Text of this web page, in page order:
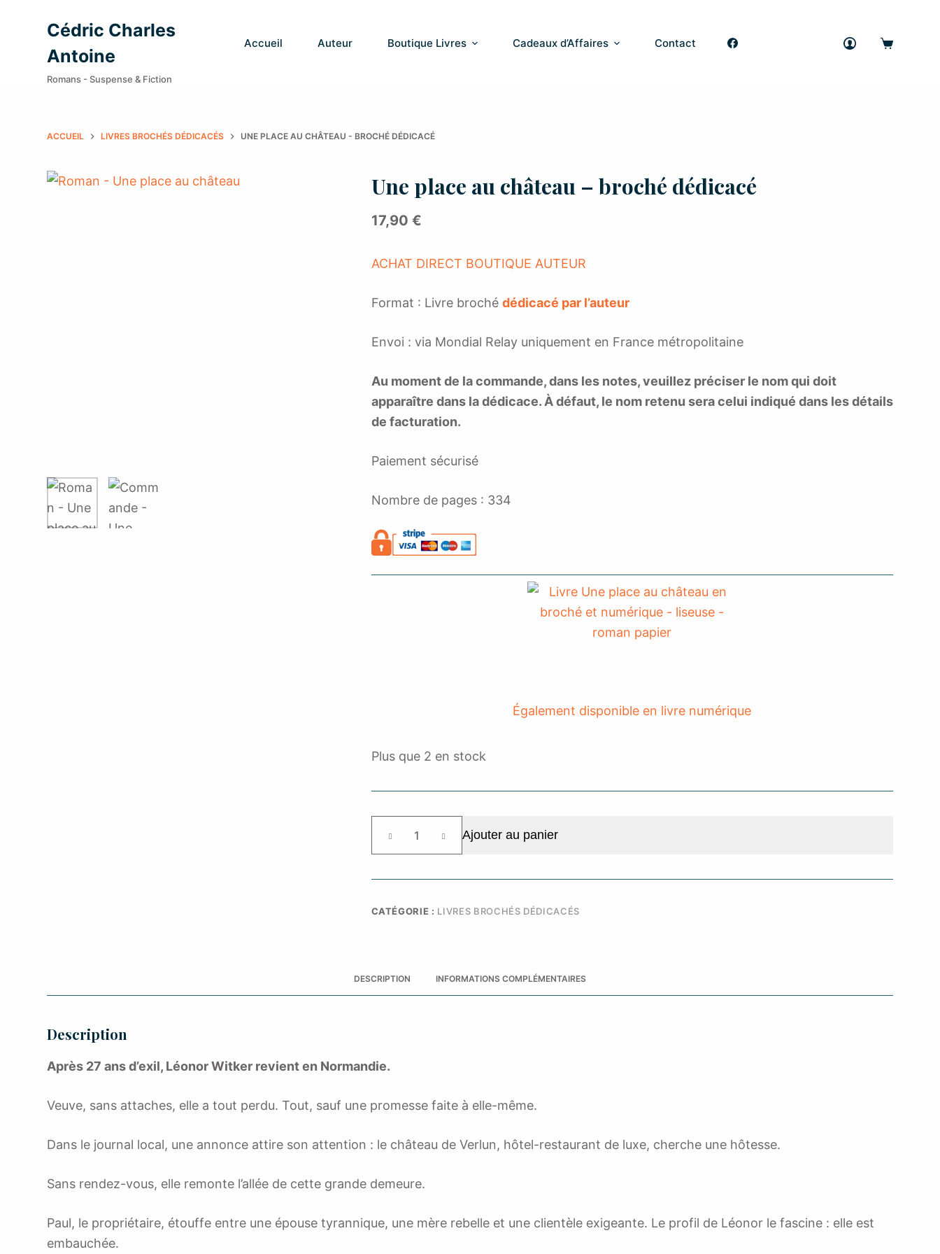
Cédric Charles
Antoine
Romans - Suspense & Fiction
Accueil Auteur Boutique Livres Cadeaux d’Affaires Contact
ACCUEIL LIVRES BROCHÉS DÉDICACÉS UNE PLACE AU CHÂTEAU - BROCHÉ DÉDICACÉ
Une place au château – broché dédicacé
17,90 €
ACHAT DIRECT BOUTIQUE AUTEUR
Format : Livre broché dédicacé par l’auteur
Envoi : via Mondial Relay uniquement en France métropolitaine
Au moment de la commande, dans les notes, veuillez préciser le nom qui doit
apparaître dans la dédicace. À défaut, le nom retenu sera celui indiqué dans les détails
de facturation.
Paiement sécurisé
Nombre de pages : 334
Également disponible en livre numérique
Plus que 2 en stock
Une
château
Ajouter au panier
CATÉGORIE : LIVRES BROCHÉS DÉDICACÉS
DESCRIPTION INFORMATIONS COMPLÉMENTAIRES
Description
Après 27 ans d’exil, Léonor Witker revient en Normandie.
Veuve, sans attaches, elle a tout perdu. Tout, sauf une promesse faite à elle-même.
Dans le journal local, une annonce attire son attention : le château de Verlun, hôtel-restaurant de luxe, cherche une hôtesse.
Sans rendez-vous, elle remonte l’allée de cette grande demeure.
Paul, le propriétaire, étouffe entre une épouse tyrannique, une mère rebelle et une clientèle exigeante. Le profil de Léonor le fascine : elle est
embauchée.